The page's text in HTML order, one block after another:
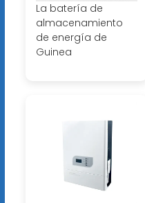
La batería de
almacenamiento
de energía de
Guinea